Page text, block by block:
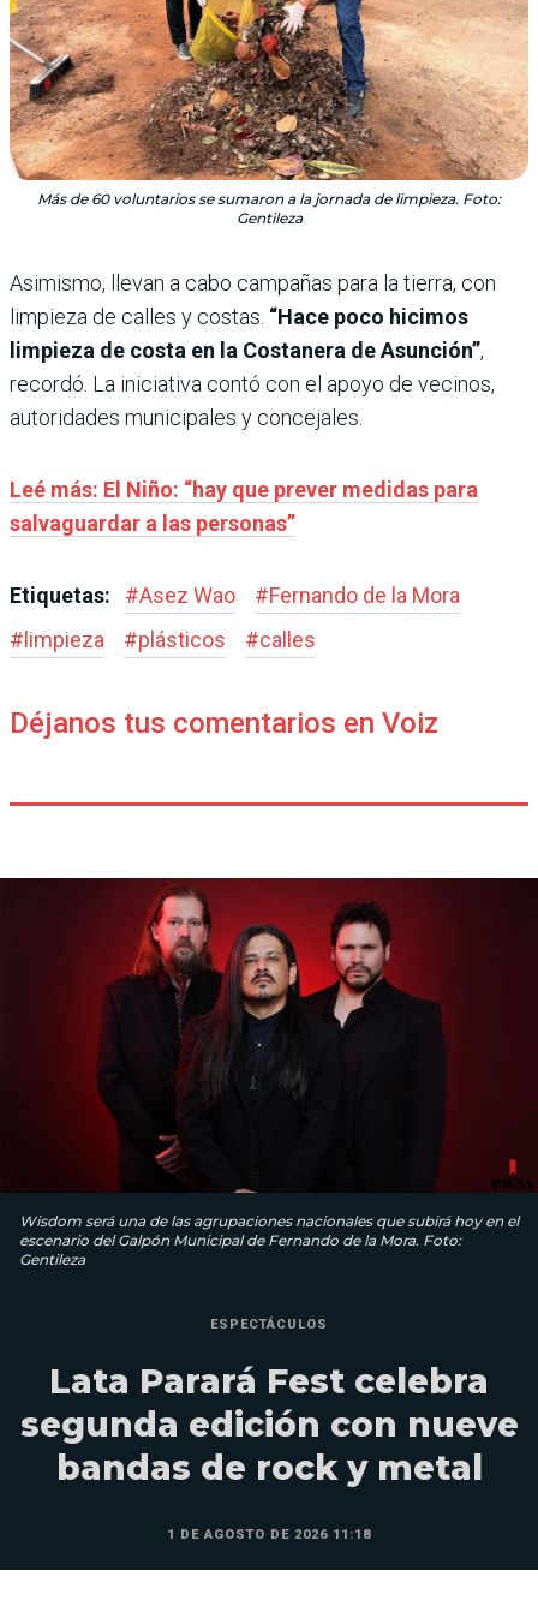
Más de 60 voluntarios se sumaron a la jornada de limpieza. Foto:
Gentileza
Asimismo, llevan a cabo campañas para la tierra, con
limpieza de calles y costas. “Hace poco hicimos
limpieza de costa en la Costanera de Asunción”,
recordó. La iniciativa contó con el apoyo de vecinos,
autoridades municipales y concejales.
Leé más: El Niño: “hay que prever medidas para
salvaguardar a las personas”
Etiquetas: #Asez Wao #Fernando de la Mora
# limpieza #plásticos #calles
Déjanos tus comentarios en Voiz
Wisdom será una de las agrupaciones nacionales que subirá hoy en el
escenario del Galpón Municipal de Fernando de la Mora. Foto:
Gentileza
ESPECTÁCULOS
Lata Parará Fest celebra
segunda edición con nueve
bandas de rock y metal
1 DE AGOSTO DE 2026 11:18